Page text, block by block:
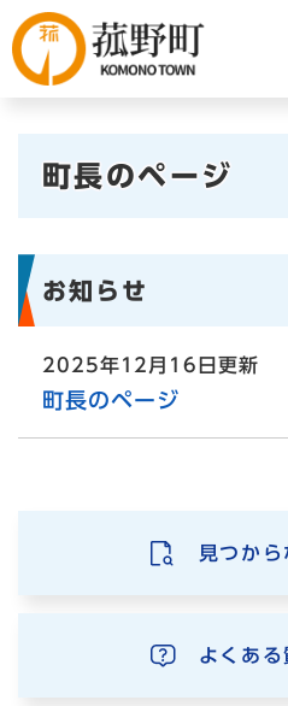
ー
ジ
町長のページ
お知らせ
2025年12月16日更新
町長のページ
見つか
よくあ